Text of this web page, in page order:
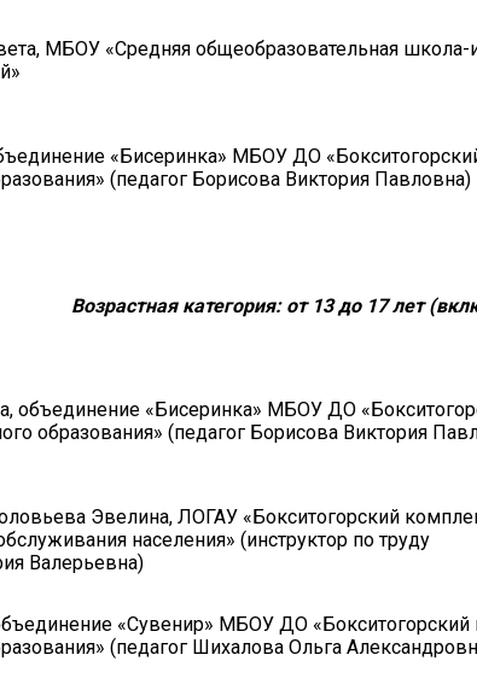
МБОУ «Средняя общеобразовательная школа-
«Бисеринка» МБОУ ДО
(педагог Борисова Виктория Павловна)
Возрастная категория: от 13 до 17 лет
объединение «Бисеринка» МБОУ ДО
образования» (педагог Борисова Виктория
Эвелина, ЛОГАУ «Бокситогорский
населения» (инструктор по труду
Валерьевна)
«Сувенир» МБОУ ДО «Бокситогорский
(педагог Шихалова Ольга